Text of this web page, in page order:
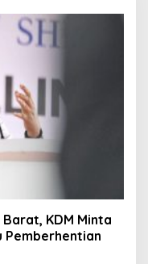
KDM Minta
Pemberhentian